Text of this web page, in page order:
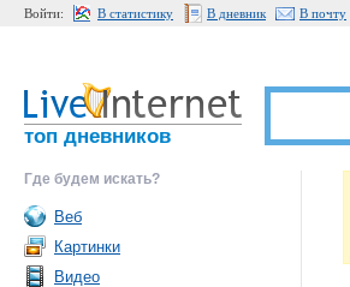
Войти: В статистику В дневник В почту
топ дневников
Где будем искать?
Веб
Картинки
Видео